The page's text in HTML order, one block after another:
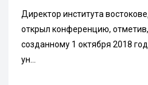
Директор института
открыл конференцию, отметив,
созданному 1 октября 2018
ун...